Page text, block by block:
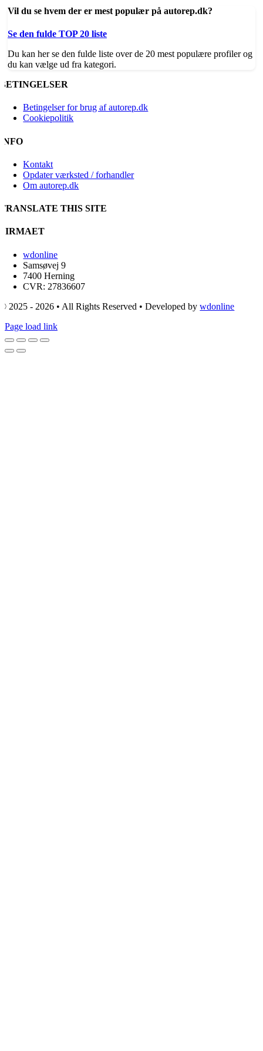
Vil du se hvem der er mest populær på autorep.dk?
Se den fulde TOP 20 liste
Du kan her se den fulde liste over de 20 mest populære profiler og
du kan vælge ud fra kategori.
BETINGELSER
Betingelser for brug af autorep.dk
Cookiepolitik
INFO
Kontakt
Opdater værksted / forhandler
Om autorep.dk
TRANSLATE THIS SITE
FIRMAET
wdonline
Samsøvej 9
7400 Herning
CVR: 27836607
© 2025 - 2026 • All Rights Reserved • Developed bywdonline
Page load link